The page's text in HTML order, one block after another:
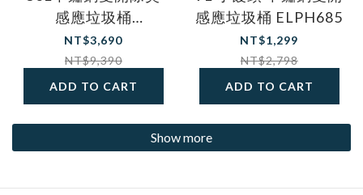
感應垃圾桶
ELPH5534U 黑色
NT$3,690
NT$9,390
ADD TO CART
感應垃圾桶 ELPH685
NT$1,299
NT$2,798
ADD TO CART
Show more